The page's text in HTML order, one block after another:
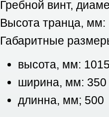
Гребной винт,
Высота транца, мм:
Габаритные
высота, мм:
ширина, мм: 350
длинна, мм; 500